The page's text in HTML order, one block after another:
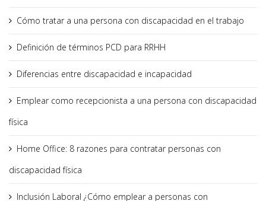
Cómo tratar a una persona con discapacidad en el trabajo
Definición de términos PCD para RRHH
Diferencias entre discapacidad e incapacidad
Emplear como recepcionista a una persona con discapacidad
física
Home Office: 8 razones para contratar personas con
discapacidad física
Inclusión Laboral ¿Cómo emplear a personas con